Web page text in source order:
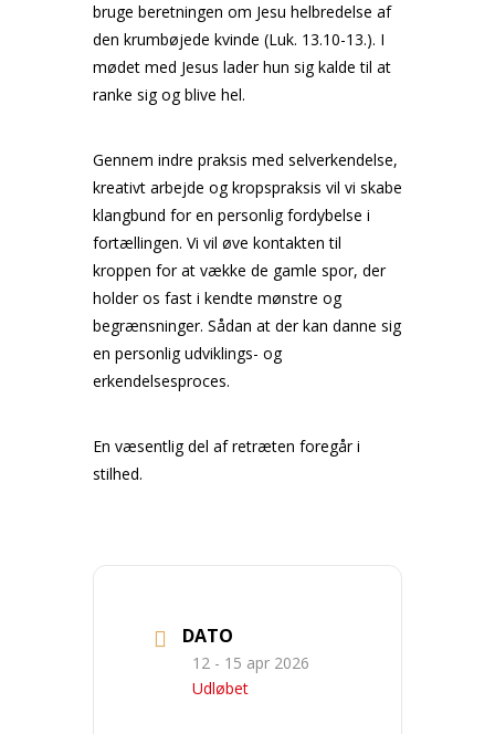
bruge beretningen om Jesu helbredelse af
den krumbøjede kvinde (Luk. 13.10-13.). I
mødet med Jesus lader hun sig kalde til at
ranke sig og blive hel.
Gennem indre praksis med selverkendelse,
kreativt arbejde og kropspraksis vil vi skabe
klangbund for en personlig fordybelse i
fortællingen. Vi vil øve kontakten til
kroppen for at vække de gamle spor, der
holder os fast i kendte mønstre og
begrænsninger. Sådan at der kan danne sig
en personlig udviklings- og
erkendelsesproces.
En væsentlig del af retræten foregår i
stilhed.
DATO
12 - 15 apr 2026
Udløbet